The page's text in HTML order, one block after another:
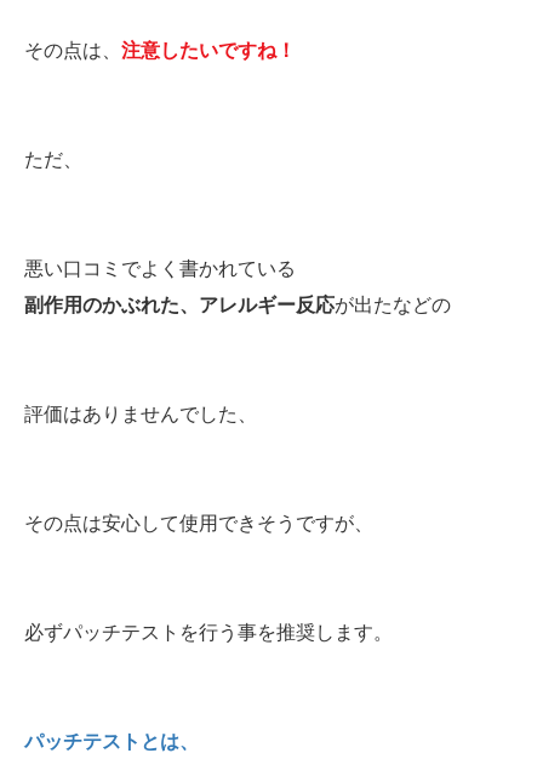
その点は、 注意したいですね！
ただ、
悪い口コミでよく書かれている
副作用のかぶれた、アレルギー反応が出たなどの
評価はありませんでした、
その点は安心して使用できそうですが、
必ずパッチテストを行う事を推奨します。
パッチテストとは、